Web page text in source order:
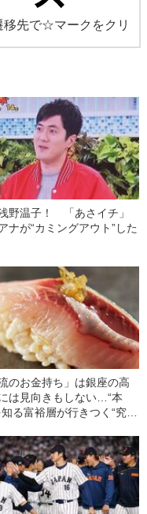
移先で☆マークをクリ
野温子！ 「あさイチ」
ナが“カミングアウト”した
流のお金持ち」は銀座の高
は見向きもしない…“本
る富裕層が行きつく“究極